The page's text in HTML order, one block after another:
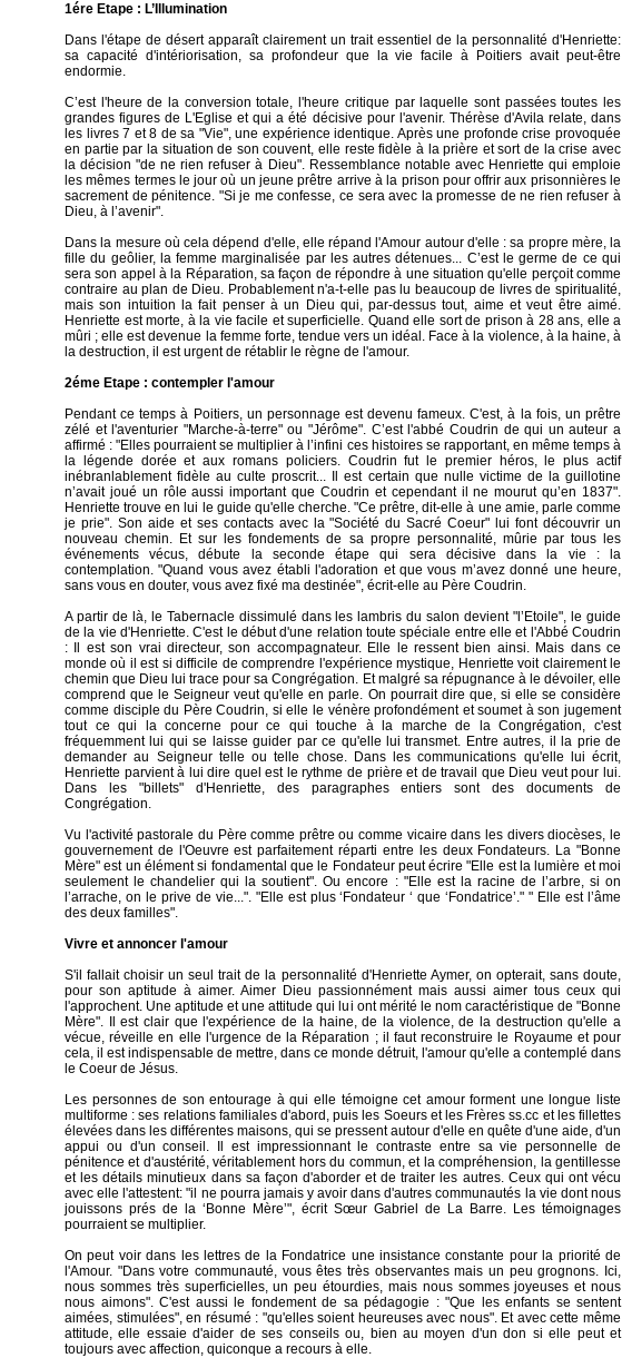
1ére Etape : L’Illumination
Dans l'étape de désert apparaît clairement un trait essentiel de la personnalité d'Henriette:
sa capacité d'intériorisation, sa profondeur que la vie facile à Poitiers avait peut-être
endormie.
C’est l'heure de la conversion totale, l'heure critique par laquelle sont passées toutes les
grandes figures de L'Eglise et qui a été décisive pour l'avenir. Thérèse d'Avila relate, dans
les livres 7 et 8 de sa "Vie", une expérience identique. Après une profonde crise provoquée
en partie par la situation de son couvent, elle reste fidèle à la prière et sort de la crise avec
la décision "de ne rien refuser à Dieu". Ressemblance notable avec Henriette qui emploie
les mêmes termes le jour où un jeune prêtre arrive à la prison pour offrir aux prisonnières le
sacrement de pénitence. "Si je me confesse, ce sera avec la promesse de ne rien refuser à
Dieu, à l’avenir".
Dans la mesure où cela dépend d'elle, elle répand l'Amour autour d'elle : sa propre mère, la
fille du geôlier, la femme marginalisée par les autres détenues... C’est le germe de ce qui
sera son appel à la Réparation, sa façon de répondre à une situation qu'elle perçoit comme
contraire au plan de Dieu. Probablement n'a-t-elle pas lu beaucoup de livres de spiritualité,
mais son intuition la fait penser à un Dieu qui, par-dessus tout, aime et veut être aimé.
Henriette est morte, à la vie facile et superficielle. Quand elle sort de prison à 28 ans, elle a
mûri ; elle est devenue la femme forte, tendue vers un idéal. Face à la violence, à la haine, à
la destruction, il est urgent de rétablir le règne de l'amour.
2éme Etape : contempler l'amour
Pendant ce temps à Poitiers, un personnage est devenu fameux. C'est, à la fois, un prêtre
zélé et l'aventurier "Marche-à-terre" ou "Jérôme". C’est l'abbé Coudrin de qui un auteur a
affirmé : "Elles pourraient se multiplier à l’infini ces histoires se rapportant, en même temps à
la légende dorée et aux romans policiers. Coudrin fut le premier héros, le plus actif
inébranlablement fidèle au culte proscrit... Il est certain que nulle victime de la guillotine
n’avait joué un rôle aussi important que Coudrin et cependant il ne mourut qu’en 1837".
Henriette trouve en lui le guide qu'elle cherche. "Ce prêtre, dit-elle à une amie, parle comme
je prie". Son aide et ses contacts avec la "Société du Sacré Coeur" lui font découvrir un
nouveau chemin. Et sur les fondements de sa propre personnalité, mûrie par tous les
événements vécus, débute la seconde étape qui sera décisive dans la vie : la
contemplation. "Quand vous avez établi l'adoration et que vous m’avez donné une heure,
sans vous en douter, vous avez fixé ma destinée", écrit-elle au Père Coudrin.
A partir de là, le Tabernacle dissimulé dans les lambris du salon devient "l’Etoile", le guide
de la vie d'Henriette. C'est le début d'une relation toute spéciale entre elle et l'Abbé Coudrin
: Il est son vrai directeur, son accompagnateur. Elle le ressent bien ainsi. Mais dans ce
monde où il est si difficile de comprendre l'expérience mystique, Henriette voit clairement le
chemin que Dieu lui trace pour sa Congrégation. Et malgré sa répugnance à le dévoiler, elle
comprend que le Seigneur veut qu'elle en parle. On pourrait dire que, si elle se considère
comme disciple du Père Coudrin, si elle le vénère profondément et soumet à son jugement
tout ce qui la concerne pour ce qui touche à la marche de la Congrégation, c'est
fréquemment lui qui se laisse guider par ce qu'elle lui transmet. Entre autres, il la prie de
demander au Seigneur telle ou telle chose. Dans les communications qu'elle lui écrit,
Henriette parvient à lui dire quel est le rythme de prière et de travail que Dieu veut pour lui.
Dans les "billets" d'Henriette, des paragraphes entiers sont des documents de
Congrégation.
Vu l'activité pastorale du Père comme prêtre ou comme vicaire dans les divers diocèses, le
gouvernement de l'Oeuvre est parfaitement réparti entre les deux Fondateurs. La "Bonne
Mère" est un élément si fondamental que le Fondateur peut écrire "Elle est la lumière et moi
seulement le chandelier qui la soutient". Ou encore : "Elle est la racine de l’arbre, si on
l’arrache, on le prive de vie...". "Elle est plus ‘Fondateur ‘ que ‘Fondatrice’." " Elle est l’âme
des deux familles".
Vivre et annoncer l'amour
S'il fallait choisir un seul trait de la personnalité d'Henriette Aymer, on opterait, sans doute,
pour son aptitude à aimer. Aimer Dieu passionnément mais aussi aimer tous ceux qui
l'approchent. Une aptitude et une attitude qui lui ont mérité le nom caractéristique de "Bonne
Mère". Il est clair que l'expérience de la haine, de la violence, de la destruction qu'elle a
vécue, réveille en elle l'urgence de la Réparation ; il faut reconstruire le Royaume et pour
cela, il est indispensable de mettre, dans ce monde détruit, l'amour qu'elle a contemplé dans
le Coeur de Jésus.
Les personnes de son entourage à qui elle témoigne cet amour forment une longue liste
multiforme : ses relations familiales d'abord, puis les Soeurs et les Frères ss.cc et les fillettes
élevées dans les différentes maisons, qui se pressent autour d'elle en quête d'une aide, d'un
appui ou d'un conseil. Il est impressionnant le contraste entre sa vie personnelle de
pénitence et d'austérité, véritablement hors du commun, et la compréhension, la gentillesse
et les détails minutieux dans sa façon d'aborder et de traiter les autres. Ceux qui ont vécu
avec elle l'attestent: "il ne pourra jamais y avoir dans d'autres communautés la vie dont nous
jouissons prés de la ‘Bonne Mère’", écrit Sœur Gabriel de La Barre. Les témoignages
pourraient se multiplier.
On peut voir dans les lettres de la Fondatrice une insistance constante pour la priorité de
l'Amour. "Dans votre communauté, vous êtes très observantes mais un peu grognons. Ici,
nous sommes très superficielles, un peu étourdies, mais nous sommes joyeuses et nous
nous aimons". C'est aussi le fondement de sa pédagogie : "Que les enfants se sentent
aimées, stimulées", en résumé : "qu'elles soient heureuses avec nous". Et avec cette même
attitude, elle essaie d'aider de ses conseils ou, bien au moyen d'un don si elle peut et
toujours avec affection, quiconque a recours à elle.